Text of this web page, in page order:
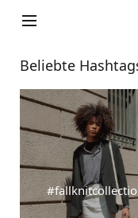
Beliebte